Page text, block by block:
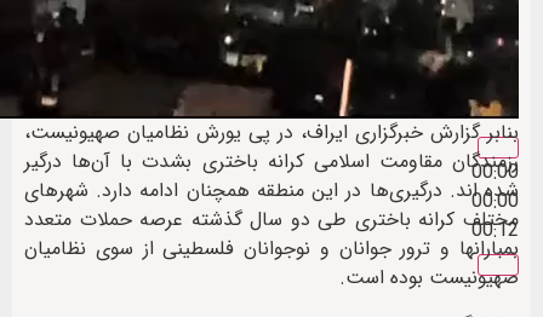
00:00
00:00
00:12
بنابر گزارش خبرگزاری ایراف، در پی یورش نظامیان صهیونیست،
رزمندگان مقاومت اسلامی کرانه باختری بشدت با آن‌ها درگیر
شده اند. درگیری‌ها در این منطقه همچنان ادامه دارد. شهرهای
مختلف کرانه باختری طی دو سال گذشته عرصه حملات متعدد
بمبارانها و ترور جوانان و نوجوانان فلسطینی از سوی نظامیان
صهیونیست بوده است.